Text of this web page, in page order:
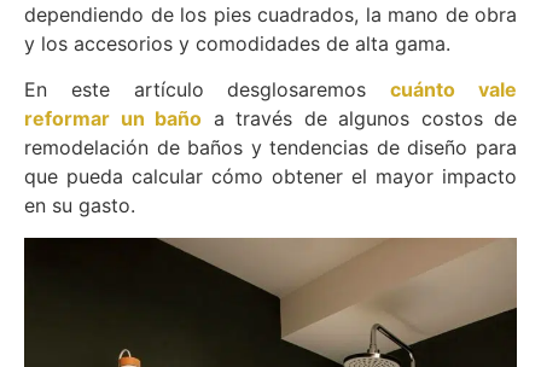
dependiendo de los pies cuadrados, la mano de obra
y los accesorios y comodidades de alta gama.
En este artículo desglosaremoscuánto vale
reformar un baño a través de algunos costos de
remodelación de baños y tendencias de diseño para
que pueda calcular cómo obtener el mayor impacto
en su gasto.